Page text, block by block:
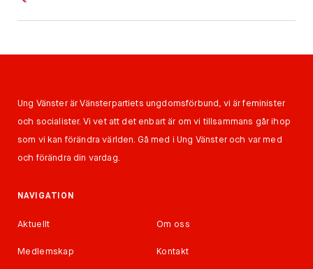
Ung Vänster är Vänsterpartiets ungdomsförbund, vi är feminister
och socialister. Vi vet att det enbart är om vi tillsammans går ihop
som vi kan förändra världen. Gå med i Ung Vänster och var med
och förändra din vardag.
NAVIGATION
Aktuellt Om oss
Medlemskap Kontakt